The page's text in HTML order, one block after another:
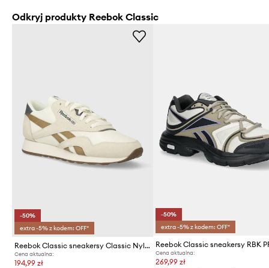
Odkryj produkty Reebok Classic
-50%
extra -5% z kodem: OFF*
Reebok Classic sneakersy Classic Nylon
Cena aktualna:
194,99 zł
-50%
extra -5% z kodem: OFF*
Cena aktualna:
269,99 zł